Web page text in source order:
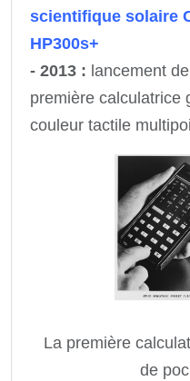
scientifique solaire
HP300s+
- 2013 : lancement de
première calculatrice
couleur tactile
La première
de